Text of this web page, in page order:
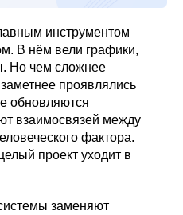
инструментом
В нём вели графики,
Но чем сложнее
проявлялись
обновляются
взаимосвязей между
фактора.
проект уходит в
заменяют